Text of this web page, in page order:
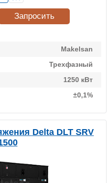
Makelsan
Трехфазный
1250 кВт
±0,1%
Запросить
Delta DLT SRV